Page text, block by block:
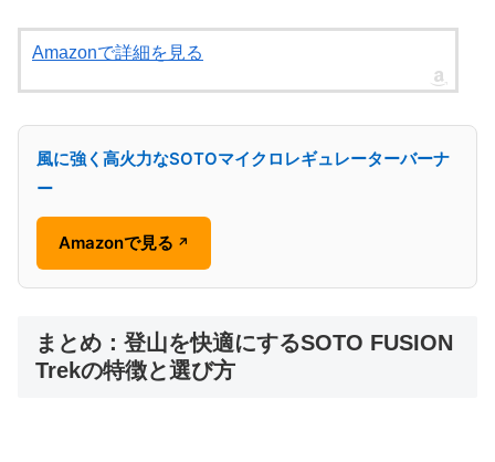
Amazonで詳細を見る
風に強く高火力なSOTOマイクロレギュレーターバーナ
ー
Amazonで見る ↗
まとめ：登山を快適にするSOTO FUSION
Trekの特徴と選び方